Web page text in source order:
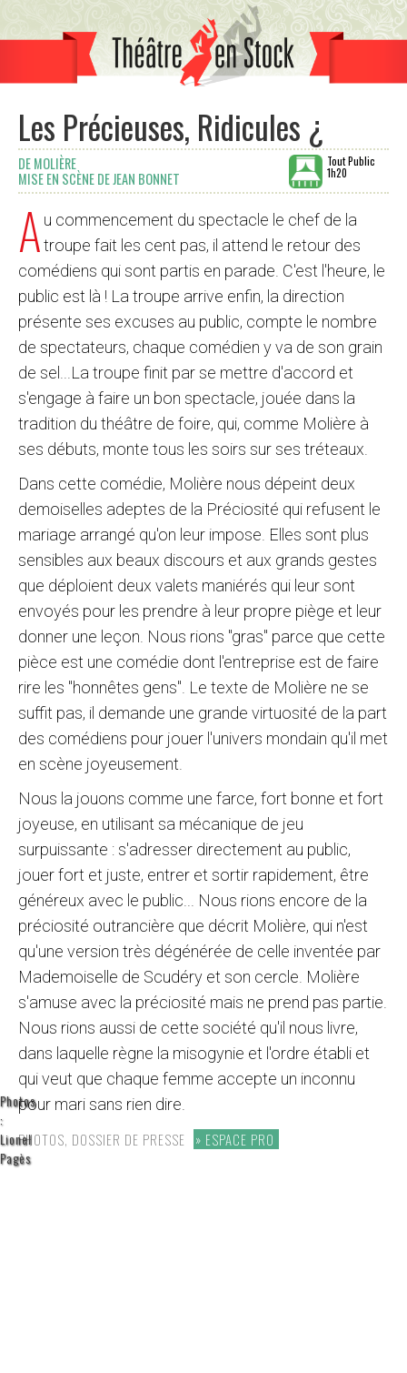
Les Précieuses, Ridicules ¿
DE MOLIÈRE
MISE EN SCÈNE DE JEAN BONNET
Tout Public
1h20
A u commencement du spectacle le chef de la
troupe fait les cent pas, il attend le retour des
comédiens qui sont partis en parade. C'est l'heure, le
public est là ! La troupe arrive enfin, la direction
présente ses excuses au public, compte le nombre
de spectateurs, chaque comédien y va de son grain
de sel...La troupe finit par se mettre d'accord et
s'engage à faire un bon spectacle, jouée dans la
tradition du théâtre de foire, qui, comme Molière à
ses débuts, monte tous les soirs sur ses tréteaux.
Dans cette comédie, Molière nous dépeint deux
demoiselles adeptes de la Préciosité qui refusent le
mariage arrangé qu'on leur impose. Elles sont plus
sensibles aux beaux discours et aux grands gestes
que déploient deux valets maniérés qui leur sont
envoyés pour les prendre à leur propre piège et leur
donner une leçon. Nous rions "gras" parce que cette
pièce est une comédie dont l'entreprise est de faire
rire les "honnêtes gens". Le texte de Molière ne se
suffit pas, il demande une grande virtuosité de la part
des comédiens pour jouer l'univers mondain qu'il met
en scène joyeusement.
Nous la jouons comme une farce, fort bonne et fort
joyeuse, en utilisant sa mécanique de jeu
surpuissante : s'adresser directement au public,
jouer fort et juste, entrer et sortir rapidement, être
généreux avec le public... Nous rions encore de la
préciosité outrancière que décrit Molière, qui n'est
qu'une version très dégénérée de celle inventée par
Mademoiselle de Scudéry et son cercle. Molière
s'amuse avec la préciosité mais ne prend pas partie.
Nous rions aussi de cette société qu'il nous livre,
dans laquelle règne la misogynie et l'ordre établi et
qui veut que chaque femme accepte un inconnu
pour mari sans rien dire.
PHOTOS, DOSSIER DE PRESSE ESPACE PRO
Photos
:
Lionel
Pagès